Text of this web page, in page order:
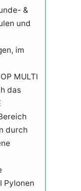
&
und
im
MULTI
das
durch
Pylonen